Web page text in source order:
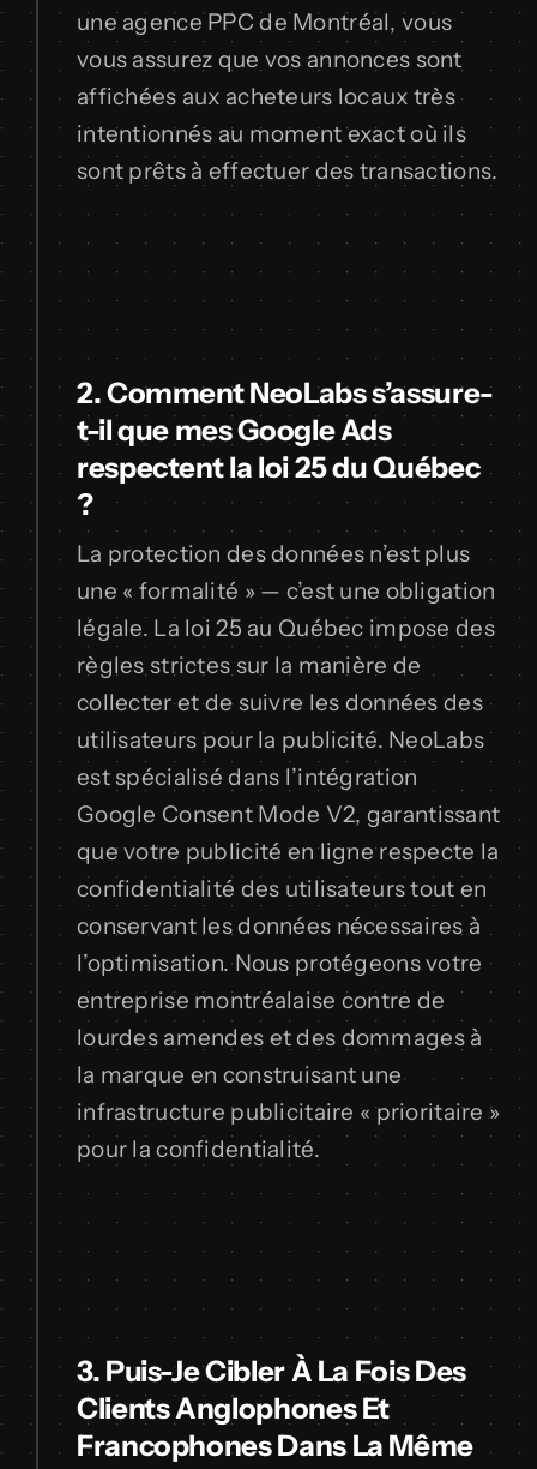
une agence PPC de Montréal, vous
vous assurez que vos annonces sont
affichées aux acheteurs locaux très
intentionnés au moment exact où ils
sont prêts à effectuer des transactions.
2. Comment NeoLabs s’assure-
t-il que mes Google Ads
respectent la loi 25 du Québec
?
La protection des données n’est plus
une « formalité » — c’est une obligation
légale. La loi 25 au Québec impose des
règles strictes sur la manière de
collecter et de suivre les données des
utilisateurs pour la publicité. NeoLabs
est spécialisé dans l’intégration
Google Consent Mode V2, garantissant
que votre publicité en ligne respecte la
confidentialité des utilisateurs tout en
conservant les données nécessaires à
l’optimisation. Nous protégeons votre
entreprise montréalaise contre de
lourdes amendes et des dommages à
la marque en construisant une
infrastructure publicitaire « prioritaire »
pour la confidentialité.
3. Puis-Je Cibler À La Fois Des
Clients Anglophones Et
Francophones Dans La Même